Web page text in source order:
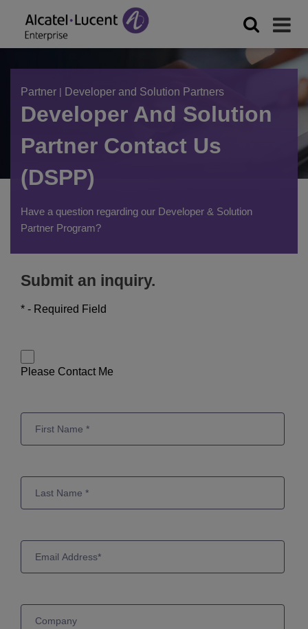
Partner | Developer and Solution Partners
Developer And Solution
Partner Contact Us
(DSPP)
Have a question regarding our Developer & Solution
Partner Program?
Submit an inquiry.
* - Required Field
Please Contact Me